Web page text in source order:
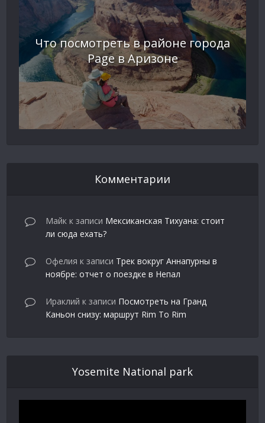
Что посмотреть в районе города
Page в Аризоне
Комментарии
Майк к записи Мексиканская Тихуана: стоит
ли сюда ехать?
Офелия к записи Трек вокруг Аннапурны в
ноябре: отчет о поездке в Непал
Ираклий к записи Посмотреть на Гранд
Каньон снизу: маршрут Rim To Rim
Yosemite National park